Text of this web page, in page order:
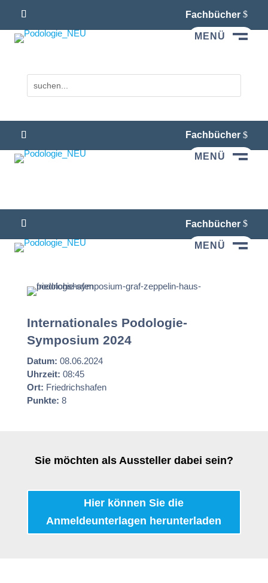
Fachbücher
MENÜ
Fachbücher
MENÜ
Fachbücher
MENÜ
Internationales Podologie-
Symposium 2024
Datum: 08.06.2024
Uhrzeit: 08:45
Ort: Friedrichshafen
Punkte: 8
Sie möchten als Aussteller dabei sein?
Hier können Sie die
Anmeldeunterlagen herunterladen